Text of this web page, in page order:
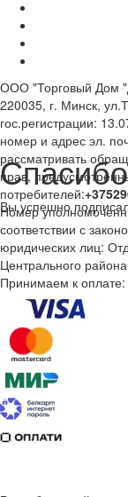
ООО "Торговый Дом
220035, г. Минск,
гос.регистрации:
номер и адрес эл.
рассматривать
прав,
потребителей:
Номер
соответствии с
юридических лиц:
Центрального
Принимаем к оплате:
Вы успешно